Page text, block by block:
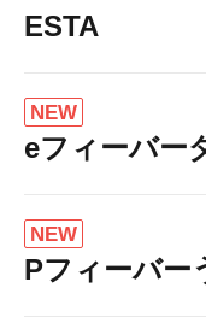
ESTA
NEW
eフィーバー
NEW
Pフィーバー